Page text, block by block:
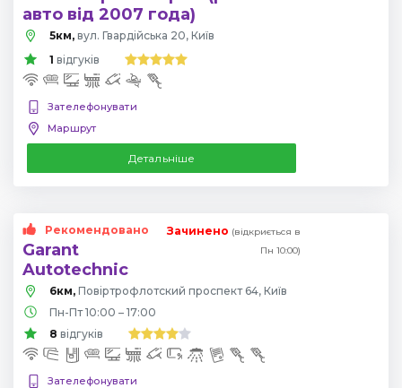
авто від 2007 года)
5км, вул. Гвардійська 20, Київ
1 відгуків
Зателефонувати
Маршрут
Детальніше
Рекомендовано
Garant
Autotechnic
Зачинено (відкриється в
Пн 10:00)
6км,
Повіртрофлотский проспект 64, Київ
Пн-Пт 10:00 – 17:00
8 відгуків
Зателефонувати